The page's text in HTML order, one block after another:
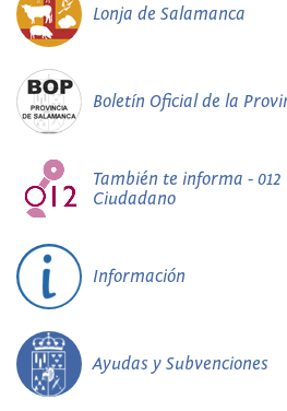
Lonja de Salamanca
Boletín Oficial de la
También te informa - 012
Ciudadano
Información
Ayudas y Subvenciones